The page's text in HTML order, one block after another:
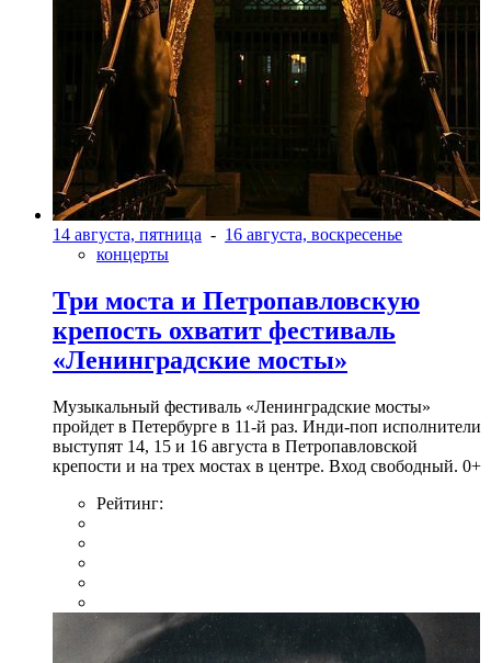
14 августа, пятница - 16 августа, воскресенье
концерты
Три моста и Петропавловскую
крепость охватит фестиваль
«Ленинградские мосты»
Музыкальный фестиваль «Ленинградские мосты»
пройдет в Петербурге в 11-й раз. Инди-поп исполнители
выступят 14, 15 и 16 августа в Петропавловской
крепости и на трех мостах в центре. Вход свободный. 0+
Рейтинг: